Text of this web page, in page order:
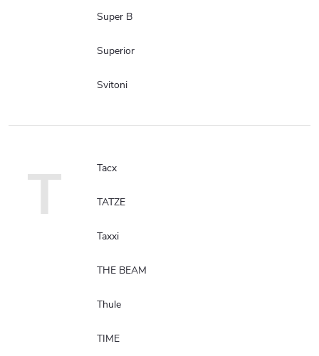
Super B
Superior
Svitoni
T Tacx
TATZE
Taxxi
THE BEAM
Thule
TIME